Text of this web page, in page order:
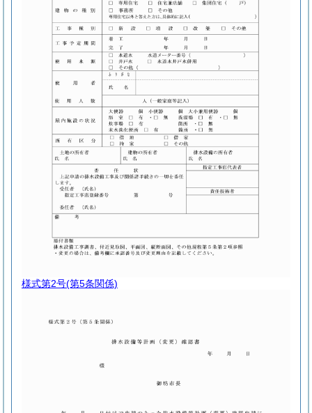
様式第2号(第5条関係)